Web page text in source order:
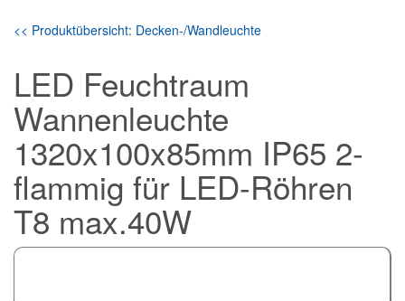
<< Produktübersicht: Decken-/Wandleuchte
LED Feuchtraum
Wannenleuchte
1320x100x85mm IP65 2-
flammig für LED-Röhren
T8 max.40W